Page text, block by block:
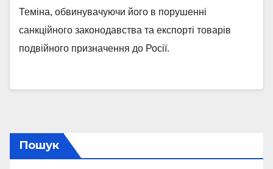
Теміна, обвинувачуючи його в порушенні
санкційного законодавства та експорті товарів
подвійного призначення до Росії.
Пошук